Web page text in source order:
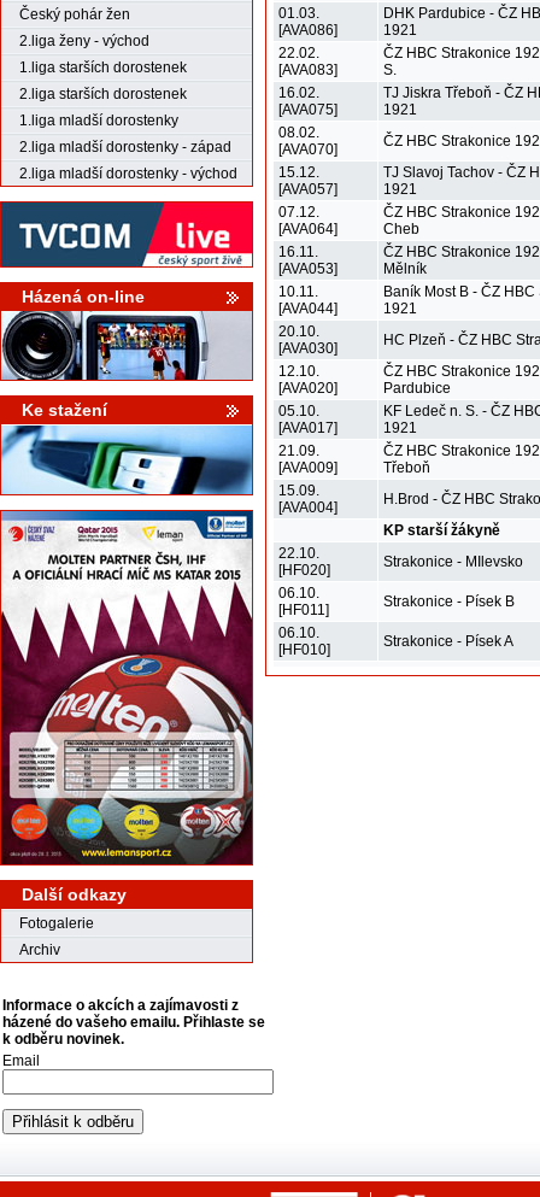
Český pohár žen
2.liga ženy - východ
1.liga starších dorostenek
2.liga starších dorostenek
1.liga mladší dorostenky
2.liga mladší dorostenky - západ
2.liga mladší dorostenky - východ
Házená on-line
Ke stažení
Další odkazy
Fotogalerie
Archiv
Informace o akcích a zajímavosti z
házené do vašeho emailu. Přihlaste se
k odběru novinek.
Email
01.03.
[AVA086]
DHK Pardubice - ČZ
1921
22.02.
[AVA083]
ČZ HBC Strakonice
S.
16.02.
[AVA075]
TJ Jiskra Třeboň - ČZ
1921
08.02.
[AVA070]
ČZ HBC Strakonice
15.12.
[AVA057]
TJ Slavoj Tachov - ČZ
1921
07.12.
[AVA064]
ČZ HBC Strakonice
Cheb
16.11.
[AVA053]
ČZ HBC Strakonice
Mělník
10.11.
[AVA044]
Baník Most B - ČZ
1921
20.10.
[AVA030]
HC Plzeň - ČZ HBC
12.10.
[AVA020]
ČZ HBC Strakonice
Pardubice
05.10.
[AVA017]
KF Ledeč n. S. - ČZ
1921
21.09.
[AVA009]
ČZ HBC Strakonice
Třeboň
15.09.
[AVA004]
H.Brod - ČZ HBC
KP starší žákyně
22.10.
[HF020]
Strakonice - MIlevsko
06.10.
[HF011]
Strakonice - Písek B
06.10.
[HF010]
Strakonice - Písek A